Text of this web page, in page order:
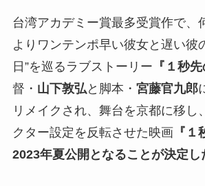
台湾アカデミー賞最多受賞作で、
よりワンテンポ早い彼女と遅い彼
日”を巡るラブストーリー 『１秒
督・ 山下敦弘と脚本・ 宮藤官九郎
リメイクされ、舞台を京都に移し
クター設定を反転させた映画『１
2023年夏公開となることが決定し